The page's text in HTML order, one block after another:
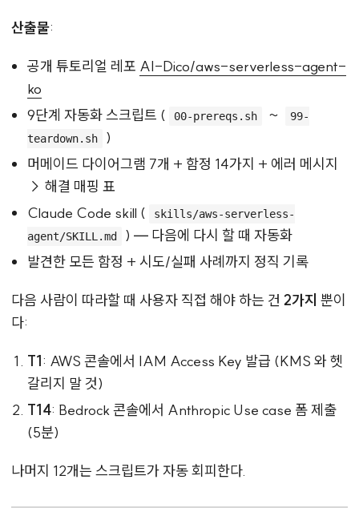
산출물:
공개 튜토리얼 레포 AI-Dico/aws-serverless-agent-
ko
9단계 자동화 스크립트 (
00-prereqs.sh ~
99-
teardown.sh
)
머메이드 다이어그램 7개 + 함정 14가지 + 에러 메시지
→ 해결 매핑 표
Claude Code skill (
skills/aws-serverless-
agent/SKILL.md
) — 다음에 다시 할 때 자동화
발견한 모든 함정 + 시도/실패 사례까지 정직 기록
다음 사람이 따라할 때 사용자 직접 해야 하는 건 2가지 뿐이
다:
T1: AWS 콘솔에서 IAM Access Key 발급 (KMS 와 헷
갈리지 말 것)
T14: Bedrock 콘솔에서 Anthropic Use case 폼 제출
(5분)
나머지 12개는 스크립트가 자동 회피한다.